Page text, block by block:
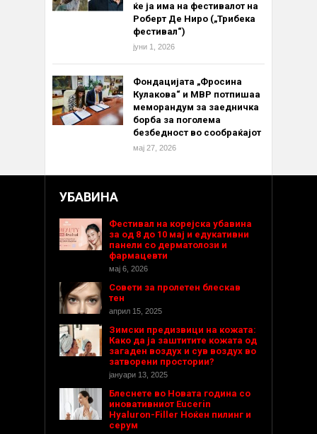
ќе ја има на фестивалот на
Роберт Де Ниро („Трибека
фестивал“)
јуни 1, 2026
Фондацијата „Фросина
Кулакова“ и МВР потпишаа
меморандум за заедничка
борба за поголема
безбедност во сообраќајот
мај 27, 2026
УБАВИНА
Фестивал на корејска убавина
за од 8 до 10 мај и едукативни
панели со дерматолози и
фармацевти
мај 6, 2026
Совети за пролетен блескав
тен
април 15, 2025
Зимски предизвици на кожата:
Како да ја заштитите кожата од
загаден воздух и сув воздух во
затворени простории?
јануари 13, 2025
Блеснете во Новата година со
иновативниот Eucerin
Hyaluron-Filler Ноќен пилинг и
серум